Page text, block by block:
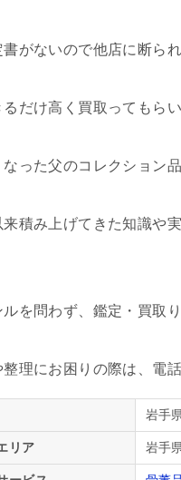
書がないので他店に断ら
るだけ高く買取ってもら
なった父のコレクション
来積み上げてきた知識や
ルを問わず、鑑定・買取
理にお困りの際は、電
岩手
リア 岩手